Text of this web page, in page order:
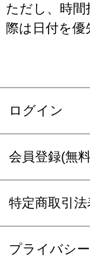
ただし、時
際は日付を優
ログイン
会員登録(無
特定商取引
プライバシ